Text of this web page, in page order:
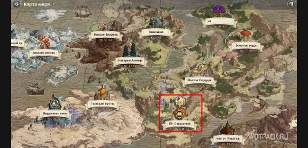
Crimson Desert
Zenless Zone Zero
Kingdom Come: Deliverance 2
Билды Arknights: Endfield
Билды Wuthering Waves
Билды Cyberpunk 2077